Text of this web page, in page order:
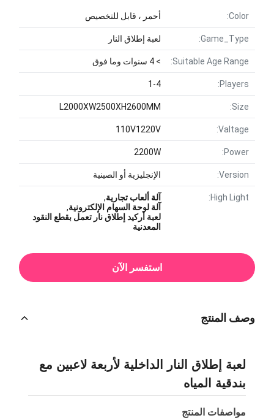
Color: أحمر ، قابل للتخصيص
Game_Type: لعبة إطلاق النار
Suitable Age Range: > 4 سنوات وما فوق
Players:
1-4
Size:
L2000XW2500XH2600MM
Valtage:
110V1220V
Power:
2200W
Version: الإنجليزية أو الصينية
High Light: آلة ألعاب تجارية,
آلة لوحة السهام الإلكترونية,
لعبة أركيد إطلاق نار تعمل بقطع النقود
المعدنية
استفسر الآن
وصف المنتج
لعبة إطلاق النار الداخلية لأربعة لاعبين مع
بندقية المياه
مواصفات المنتج